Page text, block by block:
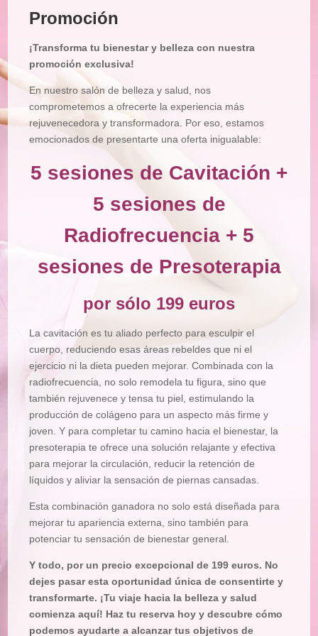
Tratamiento
Depilación
Manicura
yPedicura
Maquillajes
Micropigmentación
Microblading
Pestañas
Peluquería
Promoción
¡Transforma tu bienestar y belleza con nuestra
promoción exclusiva!
En nuestro salón de belleza y salud, nos
comprometemos a ofrecerte la experiencia más
rejuvenecedora y transformadora. Por eso, estamos
emocionados de presentarte una oferta inigualable:
5 sesiones de Cavitación +
5 sesiones de
Radiofrecuencia + 5
sesiones de Presoterapia
por sólo 199 euros
La cavitación es tu aliado perfecto para esculpir el
cuerpo, reduciendo esas áreas rebeldes que ni el
ejercicio ni la dieta pueden mejorar. Combinada con la
radiofrecuencia, no solo remodela tu figura, sino que
también rejuvenece y tensa tu piel, estimulando la
producción de colágeno para un aspecto más firme y
joven. Y para completar tu camino hacia el bienestar, la
presoterapia te ofrece una solución relajante y efectiva
para mejorar la circulación, reducir la retención de
líquidos y aliviar la sensación de piernas cansadas.
Esta combinación ganadora no solo está diseñada para
mejorar tu apariencia externa, sino también para
potenciar tu sensación de bienestar general.
Y todo, por un precio excepcional de 199 euros. No
dejes pasar esta oportunidad única de consentirte y
transformarte. ¡Tu viaje hacia la belleza y salud
comienza aquí! Haz tu reserva hoy y descubre cómo
podemos ayudarte a alcanzar tus objetivos de